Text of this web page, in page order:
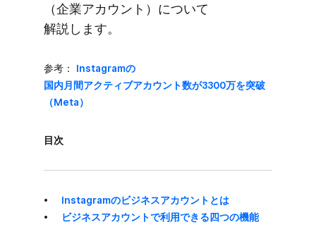
（企業アカウント）に​ついて​
解説します。
参考：
Instagramの​
国内月間アクティブアカウント数が​3300万を​突破​
（Meta）
目次
Instagramの​ビジネスアカウントとは
ビジネスアカウントで​利用できる​四つの機能